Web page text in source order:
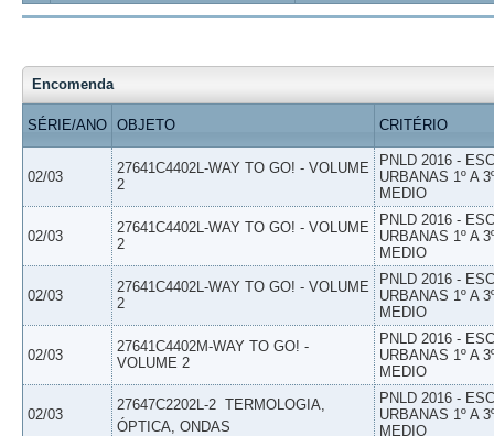
Encomenda
SÉRIE/ANO OBJETO CRITÉRIO
02/03
27641C4402L-WAY TO GO! - VOLUME
2
PNLD 2016 -
URBANAS 1º A
MEDIO
02/03
27641C4402L-WAY TO GO! - VOLUME
2
PNLD 2016 -
URBANAS 1º A
MEDIO
02/03
27641C4402L-WAY TO GO! - VOLUME
2
PNLD 2016 -
URBANAS 1º A
MEDIO
02/03
27641C4402M-WAY TO GO! -
VOLUME 2
PNLD 2016 -
URBANAS 1º A
MEDIO
02/03
27647C2202L-2  TERMOLOGIA,
ÓPTICA, ONDAS
PNLD 2016 -
URBANAS 1º A
MEDIO